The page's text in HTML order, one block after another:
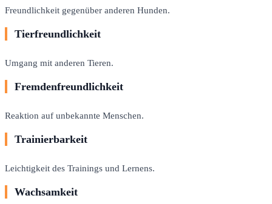
Freundlichkeit gegenüber anderen Hunden.
Tierfreundlichkeit
Umgang mit anderen Tieren.
Fremdenfreundlichkeit
Reaktion auf unbekannte Menschen.
Trainierbarkeit
Leichtigkeit des Trainings und Lernens.
Wachsamkeit